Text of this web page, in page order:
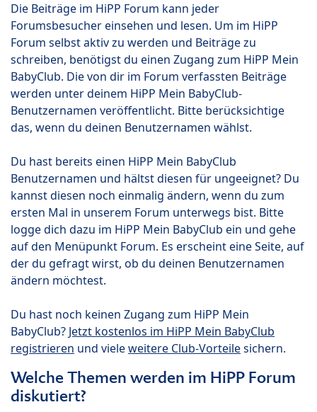
Die Beiträge im HiPP Forum kann jeder
Forumsbesucher einsehen und lesen. Um im HiPP
Forum selbst aktiv zu werden und Beiträge zu
schreiben, benötigst du einen Zugang zum HiPP Mein
BabyClub. Die von dir im Forum verfassten Beiträge
werden unter deinem HiPP Mein BabyClub-
Benutzernamen veröffentlicht. Bitte berücksichtige
das, wenn du deinen Benutzernamen wählst.
Du hast bereits einen HiPP Mein BabyClub
Benutzernamen und hältst diesen für ungeeignet? Du
kannst diesen noch einmalig ändern, wenn du zum
ersten Mal in unserem Forum unterwegs bist. Bitte
logge dich dazu im HiPP Mein BabyClub ein und gehe
auf den Menüpunkt Forum. Es erscheint eine Seite, auf
der du gefragt wirst, ob du deinen Benutzernamen
ändern möchtest.
Du hast noch keinen Zugang zum HiPP Mein
BabyClub? Jetzt kostenlos im HiPP Mein BabyClub
registrieren und vieleweitere Club-Vorteilesichern.
Welche Themen werden im HiPP Forum
diskutiert?